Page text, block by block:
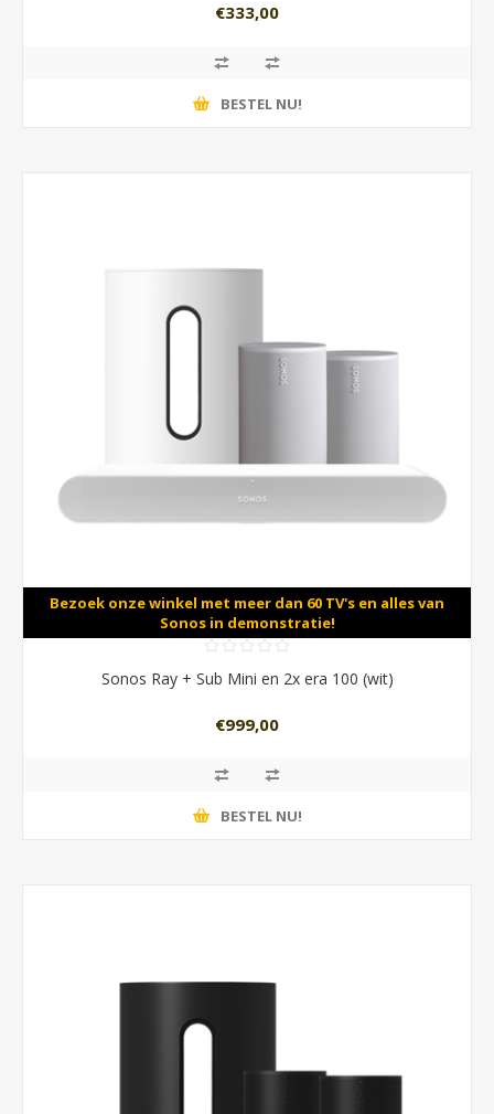
€333,00
BESTEL NU!
Bezoek onze winkel met meer dan 60 TV's en alles van
Sonos in demonstratie!
Sonos Ray + Sub Mini en 2x era 100 (wit)
€999,00
BESTEL NU!